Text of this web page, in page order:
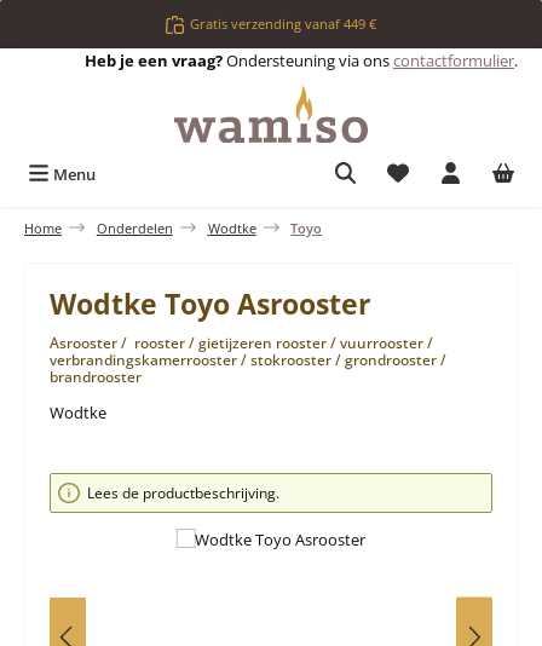
Ga naar de hoofdinhoudGratis verzending vanaf 449 €
Heb je een vraag?Ondersteuning via onscontactformulier.
Menu Je hebt 0 items
Home Onderdelen Wodtke Toyo
Wodtke Toyo Asrooster
Asrooster / rooster / gietijzeren rooster / vuurrooster /
verbrandingskamerrooster / stokrooster / grondrooster /
brandrooster
Wodtke
Afbeeldingengalerij overslaan
Lees de productbeschrijving.